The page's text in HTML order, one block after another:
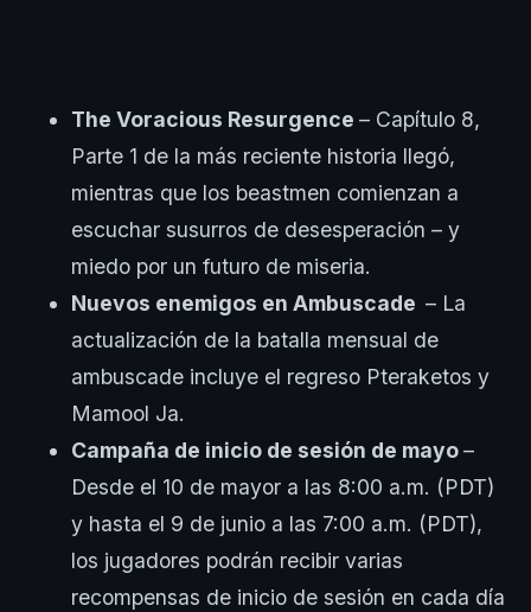
The Voracious Resurgence – Capítulo 8,
Parte 1 de la más reciente historia llegó,
mientras que los beastmen comienzan a
escuchar susurros de desesperación – y
miedo por un futuro de miseria.
Nuevos enemigos en Ambuscade – La
actualización de la batalla mensual de
ambuscade incluye el regreso Pteraketos y
Mamool Ja.
Campaña de inicio de sesión de mayo–
Desde el 10 de mayor a las 8:00 a.m. (PDT)
y hasta el 9 de junio a las 7:00 a.m. (PDT),
los jugadores podrán recibir varias
recompensas de inicio de sesión en cada día